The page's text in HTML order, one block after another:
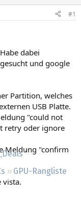
GPU-Rangliste
#1
dabei
und google
Partition, welches
USB Platte.
"could not
retry oder ignore
Meldung "confirm
vista.